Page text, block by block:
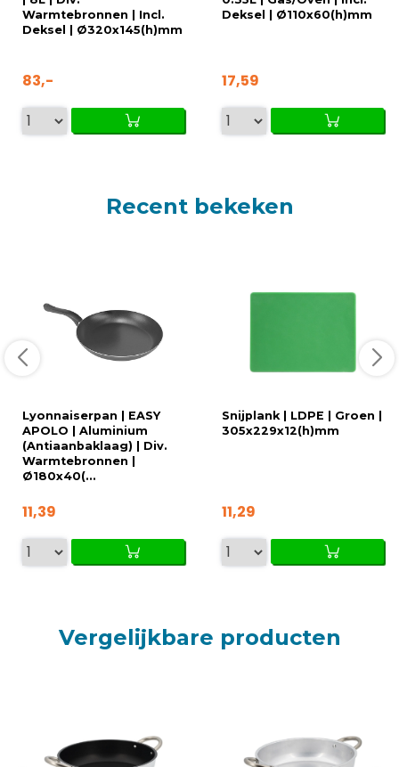
Warmtebronnen | Incl.
Deksel | Ø320x145(h)mm
83,-
Deksel | Ø110x60(h)mm
17,59
Recent bekeken
Lyonnaiserpan | EASY
APOLO | Aluminium
(Antiaanbaklaag) | Div.
Warmtebronnen |
Ø180x40(...
11,39
Snijplank | LDPE | Groen |
305x229x12(h)mm
11,29
Vergelijkbare producten